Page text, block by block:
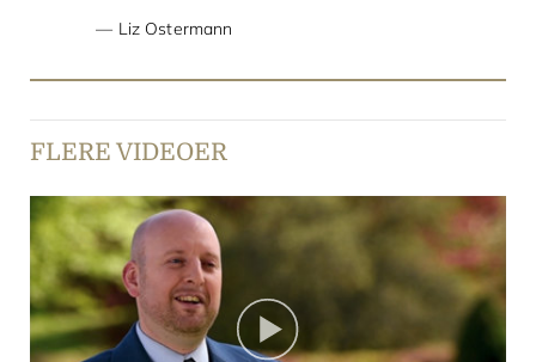
Liz Ostermann
FLERE VIDEOER